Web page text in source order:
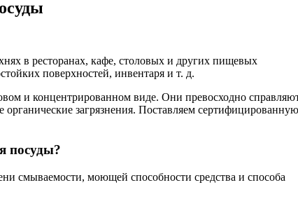
в ресторанах, кафе, столовых и других пищевых
поверхностей, инвентаря и т. д.
и концентрированном виде. Они превосходно
загрязнения. Поставляем сертифицированную
посуды?
смываемости, моющей способности средства и способа